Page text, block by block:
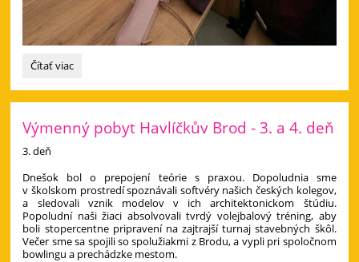
Výmenný
v
Brode
priniesol
nové
aj
zážitky:
Čítať viac
Výmenný pobyt Havlíčkův Brod - 3. a 4. deň
3. deň
​Dnešok bol o prepojení teórie s praxou. Dopoludnia sme
v školskom prostredí spoznávali softvéry našich českých kolegov,
a sledovali vznik modelov v ich architektonickom štúdiu.
Popoludní naši žiaci absolvovali tvrdý volejbalový tréning, aby
boli stopercentne pripravení na zajtrajší turnaj stavebných škôl.
Večer sme sa spojili so spolužiakmi z Brodu, a vypli pri spoločnom
bowlingu a prechádzke mestom.